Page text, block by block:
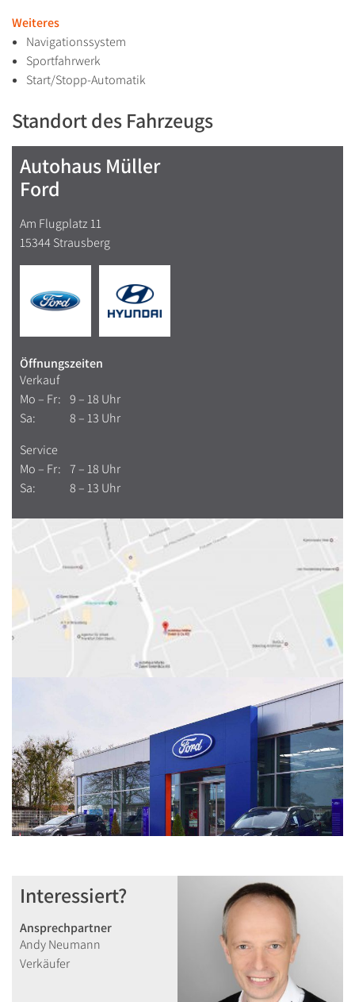
Weiteres
Navigationssystem
Sportfahrwerk
Start/Stopp-Automatik
Standort des Fahrzeugs
Autohaus Müller
Ford
Am Flugplatz 11
15344 Strausberg
Öffnungszeiten
Verkauf
Mo – Fr: 9 – 18 Uhr
Sa:
8 – 13 Uhr
Service
Mo – Fr: 7 – 18 Uhr
Sa:
8 – 13 Uhr
Interessiert?
Ansprechpartner
Andy Neumann
Verkäufer